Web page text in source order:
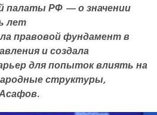
палаты РФ — о значении
лет
правовой фундамент в
и создала
для попыток влиять на
структуры,